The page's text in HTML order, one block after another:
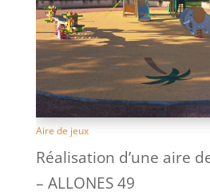
Aire de jeux
Réalisation d’une aire
– ALLONES 49